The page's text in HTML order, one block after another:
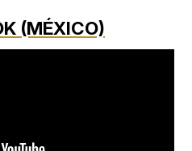
(MÉXICO)